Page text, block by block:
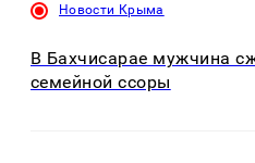
Новости Крыма
В Бахчисарае мужчина
семейной ссоры